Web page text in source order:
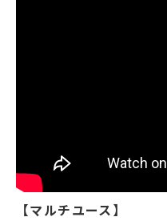
【マルチユース】